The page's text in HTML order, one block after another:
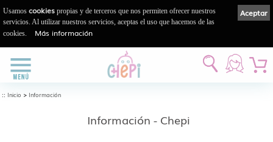
:: Inicio > Información
Información - Chepi
Aceptar
Usamos cookies propias y de terceros que nos permiten ofrecer nuestros
servicios. Al utilizar nuestros servicios, aceptas el uso que hacemos de las
cookies.
Más información